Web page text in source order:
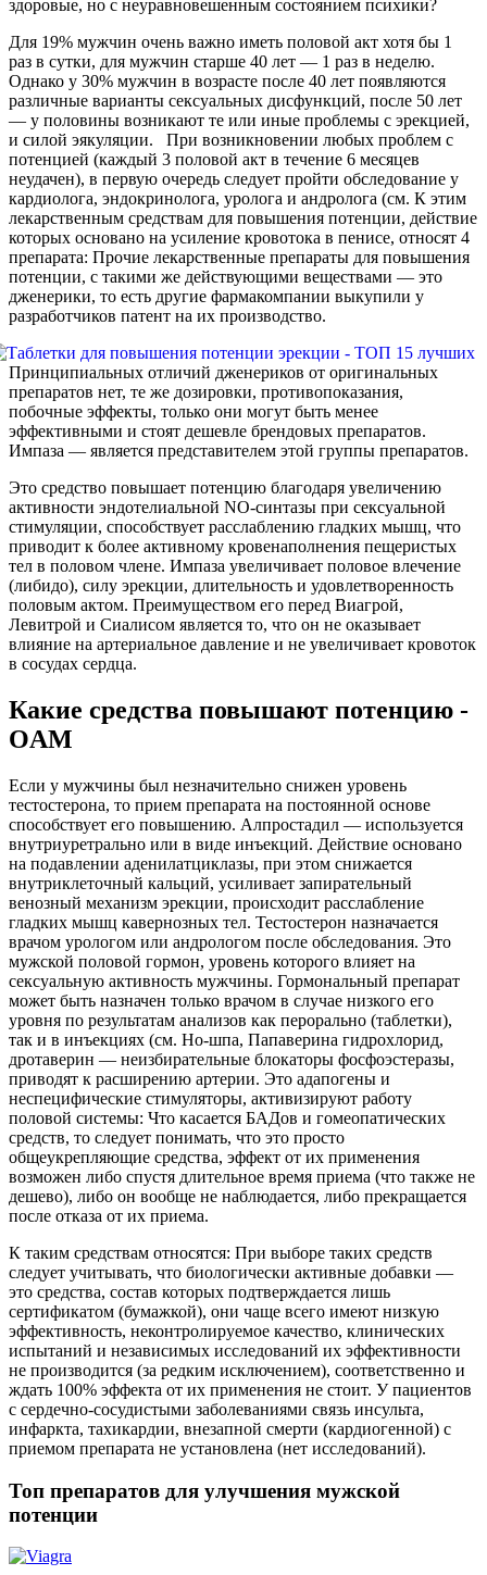
здоровые, но с неуравновешенным состоянием психики?
Для 19% мужчин очень важно иметь половой акт хотя бы 1
раз в сутки, для мужчин старше 40 лет — 1 раз в неделю.
Однако у 30% мужчин в возрасте после 40 лет появляются
различные варианты сексуальных дисфункций, после 50 лет
— у половины возникают те или иные проблемы с эрекцией,
и силой эякуляции. При возникновении любых проблем с
потенцией (каждый 3 половой акт в течение 6 месяцев
неудачен), в первую очередь следует пройти обследование у
кардиолога, эндокринолога, уролога и андролога (см. К этим
лекарственным средствам для повышения потенции, действие
которых основано на усиление кровотока в пенисе, относят 4
препарата: Прочие лекарственные препараты для повышения
потенции, с такими же действующими веществами — это
дженерики, то есть другие фармакомпании выкупили у
разработчиков патент на их производство.
Принципиальных отличий дженериков от оригинальных
препаратов нет, те же дозировки, противопоказания,
побочные эффекты, только они могут быть менее
эффективными и стоят дешевле брендовых препаратов.
Импаза — является представителем этой группы препаратов.
Это средство повышает потенцию благодаря увеличению
активности эндотелиальной NO-синтазы при сексуальной
стимуляции, способствует расслаблению гладких мышц, что
приводит к более активному кровенаполнения пещеристых
тел в половом члене. Импаза увеличивает половое влечение
(либидо), силу эрекции, длительность и удовлетворенность
половым актом. Преимуществом его перед Виагрой,
Левитрой и Сиалисом является то, что он не оказывает
влияние на артериальное давление и не увеличивает кровоток
в сосудах сердца.
Какие средства повышают потенцию -
OAM
Если у мужчины был незначительно снижен уровень
тестостерона, то прием препарата на постоянной основе
способствует его повышению. Алпростадил — используется
внутриуретрально или в виде инъекций. Действие основано
на подавлении аденилатциклазы, при этом снижается
внутриклеточный кальций, усиливает запирательный
венозный механизм эрекции, происходит расслабление
гладких мышц кавернозных тел. Тестостерон назначается
врачом урологом или андрологом после обследования. Это
мужской половой гормон, уровень которого влияет на
сексуальную активность мужчины. Гормональный препарат
может быть назначен только врачом в случае низкого его
уровня по результатам анализов как перорально (таблетки),
так и в инъекциях (см. Но-шпа, Папаверина гидрохлорид,
дротаверин — неизбирательные блокаторы фосфоэстеразы,
приводят к расширению артерии. Это адапогены и
неспецифические стимуляторы, активизируют работу
половой системы: Что касается БАДов и гомеопатических
средств, то следует понимать, что это просто
общеукрепляющие средства, эффект от их применения
возможен либо спустя длительное время приема (что также не
дешево), либо он вообще не наблюдается, либо прекращается
после отказа от их приема.
К таким средствам относятся: При выборе таких средств
следует учитывать, что биологически активные добавки —
это средства, состав которых подтверждается лишь
сертификатом (бумажкой), они чаще всего имеют низкую
эффективность, неконтролируемое качество, клинических
испытаний и независимых исследований их эффективности
не производится (за редким исключением), соответственно и
ждать 100% эффекта от их применения не стоит. У пациентов
с сердечно-сосудистыми заболеваниями связь инсульта,
инфаркта, тахикардии, внезапной смерти (кардиогенной) с
приемом препарата не установлена (нет исследований).
Топ препаратов для улучшения мужской
потенции